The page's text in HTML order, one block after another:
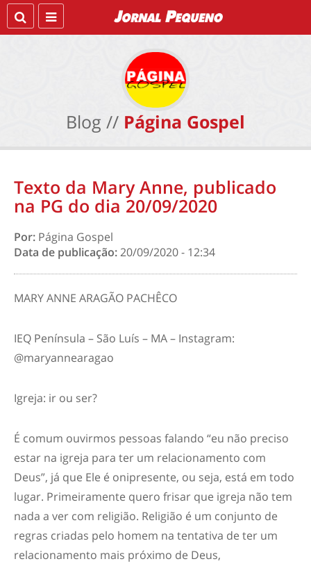
Blog // Página Gospel
Texto da Mary Anne, publicado
na PG do dia 20/09/2020
Por: Página Gospel
Data de publicação:20/09/2020 - 12:34
MARY ANNE ARAGÃO PACHÊCO
IEQ Península – São Luís – MA – Instagram:
@maryannearagao
Igreja: ir ou ser?
É comum ouvirmos pessoas falando “eu não preciso
estar na igreja para ter um relacionamento com
Deus”, já que Ele é onipresente, ou seja, está em todo
lugar. Primeiramente quero frisar que igreja não tem
nada a ver com religião. Religião é um conjunto de
regras criadas pelo homem na tentativa de ter um
relacionamento mais próximo de Deus,